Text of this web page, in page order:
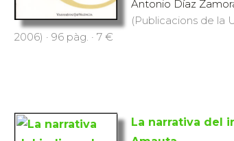
Antonio Díaz
(Publicacions de la
2006) · 96 pàg. · 7 €
La narrativa del